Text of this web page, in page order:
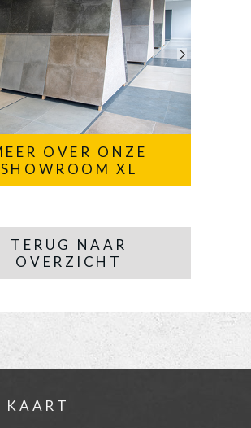
OVER ONZE
SHOWROOM XL
TERUG NAAR
OVERZICHT
KAART